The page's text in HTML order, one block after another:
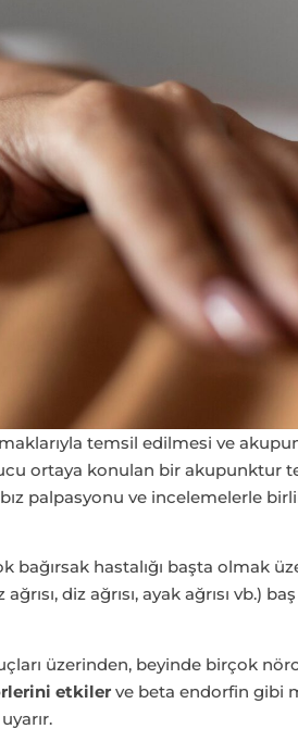
temsil edilmesi ve
ortaya konulan bir akupunktur
palpasyonu ve incelemelerle
hastalığı başta olmak
diz ağrısı, ayak ağrısı vb.)
üzerinden, beyinde birçok
etkiler ve beta endorfin gibi